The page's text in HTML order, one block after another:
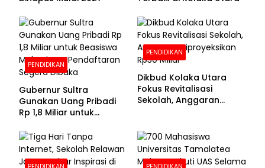
PENDIDIKAN
Gubernur Sultra
Gunakan Uang Pribadi
Rp 1,8 Miliar untuk
Pendaftaran Segera
Dibuka
PENDIDIKAN
Dikbud Kolaka Utara
Fokus Revitalisasi
Sekolah, Anggaran